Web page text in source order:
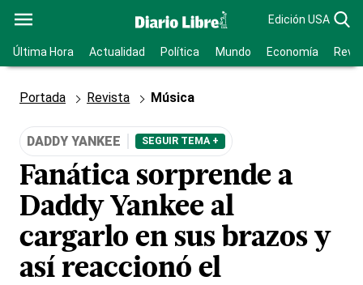
Edición USA
Última Hora Actualidad Política Mundo Economía
Portada Revista Música
DADDY YANKEE SEGUIR TEMA +
Fanática sorprende a
Daddy Yankee al
cargarlo en sus brazos y
así reaccionó el